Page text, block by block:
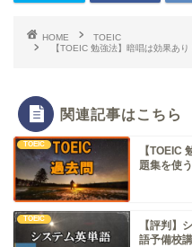
HOME
TOEIC
【TOEIC 勉強法】暗唱は効果あ
関連記事はこちら
TOEIC
【TOEIC
題集を使
TOEIC
【評判】
語予備校講